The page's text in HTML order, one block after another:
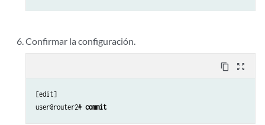
Confirmar la configuración.
content_copy zoom_out_map
[edit]
user@router2# commit